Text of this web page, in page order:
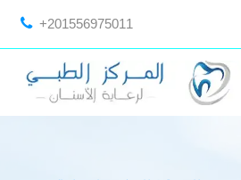
+201556975011